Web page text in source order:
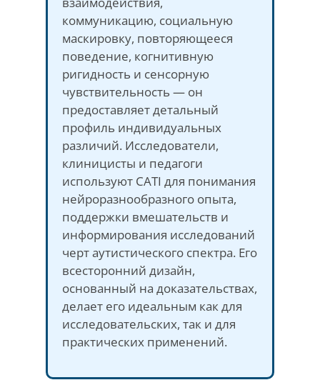
коммуникацию, социальную
маскировку, повторяющееся
поведение, когнитивную
ригидность и сенсорную
чувствительность — он
предоставляет детальный
профиль индивидуальных
различий. Исследователи,
клиницисты и педагоги
используют CATI для понимания
нейроразнообразного опыта,
поддержки вмешательств и
информирования исследований
черт аутистического спектра. Его
всесторонний дизайн,
основанный на доказательствах,
делает его идеальным как для
исследовательских, так и для
практических применений.